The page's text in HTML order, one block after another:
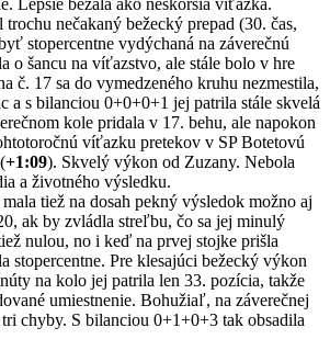
nečakaný bežecký prepad (30. čas,
stopercentne vydýchaná na záverečnú
o šancu na víťazstvo, ale stále bolo v hre
č. 17 sa do vymedzeného kruhu nezmestila,
a s bilanciou 0+0+0+1 jej patrila stále skvelá
kole pridala v 17. behu, ale napokon
víťazku pretekov v SP Botetovú
(+1:09). Skvelý výkon od Zuzany. Nebola
a životného výsledku.
mala tiež na dosah pekný výsledok možno aj
ak by zvládla streľbu, čo sa jej minulý
nulou, no i keď na prvej stojke prišla
stopercentne. Pre klesajúci bežecký výkon
na kolo jej patrila len 33. pozícia, takže
umiestnenie. Bohužiaľ, na záverečnej
chyby. S bilanciou 0+1+0+3 tak obsadila